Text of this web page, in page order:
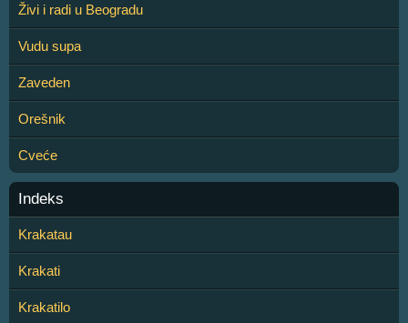
Živi i radi u Beogradu
Vudu supa
Zaveden
Orešnik
Cveće
Indeks
Krakatau
Krakati
Krakatilo